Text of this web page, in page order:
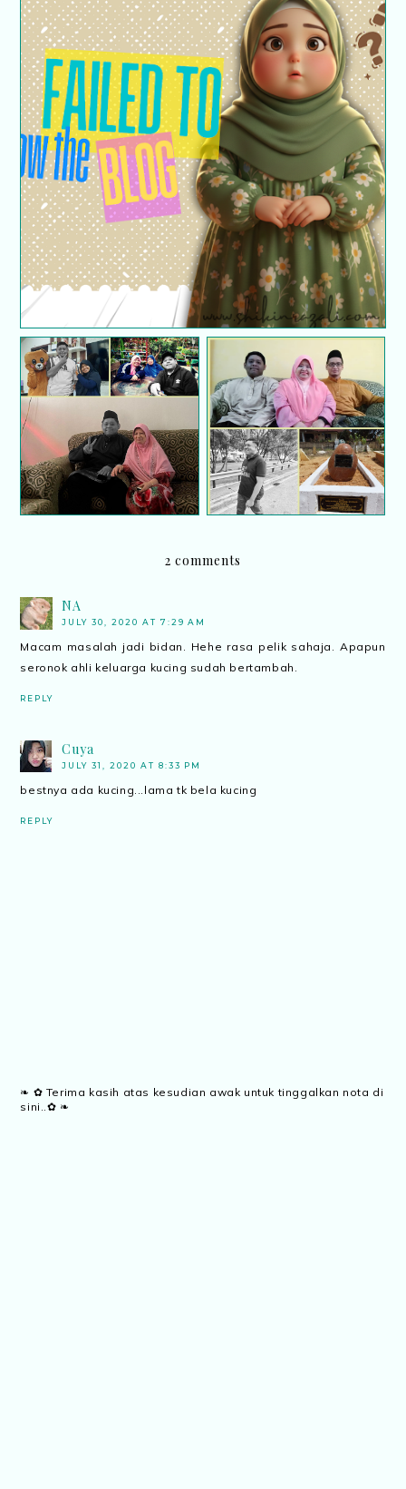
Alahai… Blog Tak Boleh Follow? Ini Yang Saya
Buat ...
Rindu dan kasih yang
kekal
Monolog hati buat
arwah adik tersayang
2 comments
NA
JULY 30, 2020 AT 7:29 AM
Macam masalah jadi bidan. Hehe rasa pelik sahaja. Apapun
seronok ahli keluarga kucing sudah bertambah.
REPLY
Cuya
JULY 31, 2020 AT 8:33 PM
bestnya ada kucing...lama tk bela kucing
REPLY
❧ ✿ Terima kasih atas kesudian awak untuk tinggalkan nota di
sini..✿ ❧